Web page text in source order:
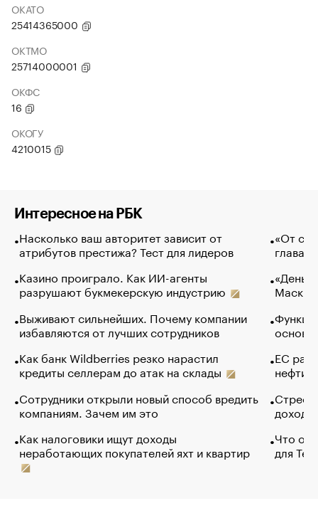
ОКАТО
25414365000
ОКТМО
25714000001
ОКФС
16
ОКОГУ
4210015
Интересное на РБК
Насколько ваш авторитет зависит от
атрибутов престижа? Тест для лидеров
Казино проиграло. Как ИИ-агенты
разрушают букмекерскую индустрию
Выживают сильнейших. Почему компании
избавляются от лучших сотрудников
Как банк Wildberries резко нарастил
кредиты селлерам до атак на склады
Сотрудники открыли новый способ вредить
компаниям. Зачем им это
Как налоговики ищут доходы
неработающих покупателей яхт и квартир
«От
глава
Маск в
основ
ЕС
нефти
Что
для